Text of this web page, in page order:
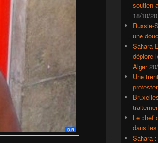
soutien
18/10/
Russie-
une
Sahara-
déplore
Alger
Une
Le chef
dans
Sahara